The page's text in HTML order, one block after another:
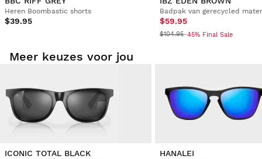
Licht om te dragen, ziet er goed uit.
Ja
Heren Boombastic shorts
$39.95
Badpak van gerecycled
$59.95
$104.95-45% Final Sale
Meer keuzes voor jou
ICONIC TOTAL BLACK HANALEI